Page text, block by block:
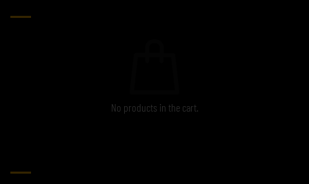
No products in the cart.